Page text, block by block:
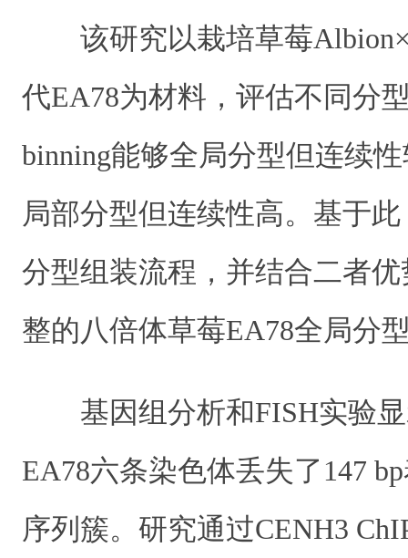
该研究以栽培草莓
代EA78为材料，评估不同分
binning能够全局分型但连续
局部分型但连续性高。基于此
分型组装流程，并结合二者
整的八倍体草莓EA78全局分
基因组分析和FISH实验
EA78六条染色体丢失了147
序列簇。研究通过CENH3